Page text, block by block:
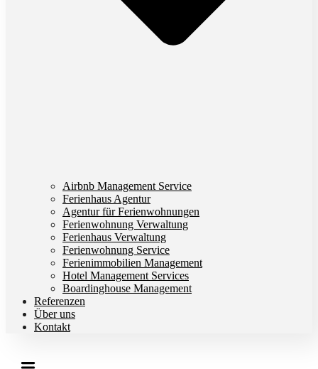
Airbnb Management Service
Ferienhaus Agentur
Agentur für Ferienwohnungen
Ferienwohnung Verwaltung
Ferienhaus Verwaltung
Ferienwohnung Service
Ferienimmobilien Management
Hotel Management Services
Boardinghouse Management
Referenzen
Über uns
Kontakt